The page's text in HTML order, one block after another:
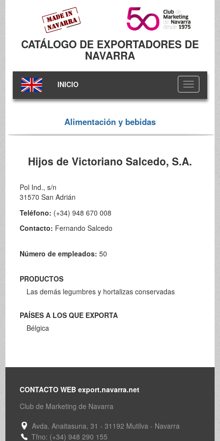
CATÁLOGO DE EXPORTADORES DE
NAVARRA
Toggle
navigation
INICIO
Alimentación y bebidas
Hijos de Victoriano Salcedo, S.A.
Pol Ind., s/n
31570 San Adrián
Teléfono: (+34) 948 670 008
Contacto: Fernando Salcedo
Número de empleados:50
PRODUCTOS
Las demás legumbres y hortalizas conservadas
PAÍSES A LOS QUE EXPORTA
Bélgica
CONTACTO WEB export.navarra.net
Club de Marketing de Navarra
Avda. Anaitasuna, 31 - 31192 Mutilva - Navarra
Tfno: (+34) 948 290 155